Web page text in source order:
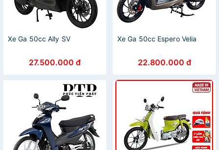
Xe Ga 50cc Ally SV
27.500.000 đ
Xe Ga 50cc Espero Velia
22.800.000 đ